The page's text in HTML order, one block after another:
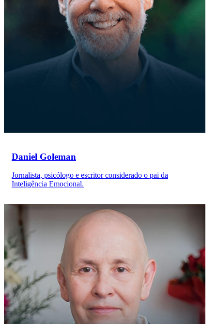
Daniel Goleman
Jornalista, psicólogo e escritor considerado o pai da
Inteligência Emocional.